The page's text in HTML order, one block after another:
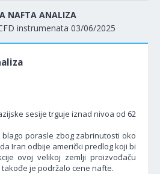
NAFTA ANALIZA
instrumenata 03/06/2025
sesije trguje iznad nivoa od 62
porasle zbog zabrinutosti oko
Iran odbije američki predlog koji bi
ovoj velikoj zemlji proizvođaču
je podržalo cene nafte.